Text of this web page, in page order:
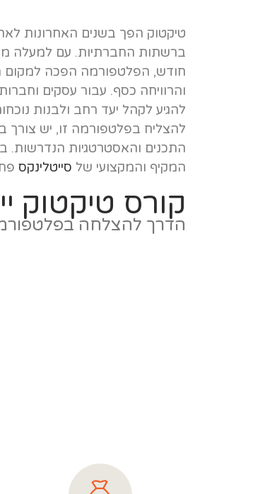
טיקטוק הפך בשנים האחרונות
ברשתות החברתיות. עם למעלה
חודש, הפלטפורמה הפכה למקום
והרוויחה כסף. עבור עסקים
להגיע לקהל יעד רחב ולבנות
להצליח בפלטפורמה זו, יש צורך
התכנים והאסטרטגיות הנדרשות.
המקיף והמקצועי של סייטלינקס
קורס טיקטוק
הדרך להצלחה